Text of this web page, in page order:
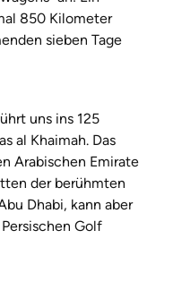
850 Kilometer
sieben Tage
uns ins 125
al Khaimah. Das
Arabischen Emirate
der berühmten
Dhabi, kann aber
Golf